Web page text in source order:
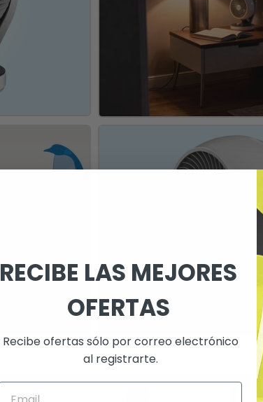
RECIBE LAS MEJORES
OFERTAS
Recibe ofertas sólo por correo electrónico
al registrarte.